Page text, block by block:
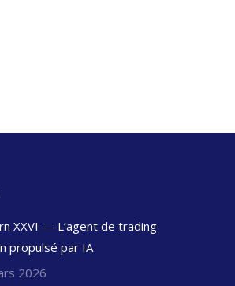
XXVI — L’agent de trading
propulsé par IA
2026